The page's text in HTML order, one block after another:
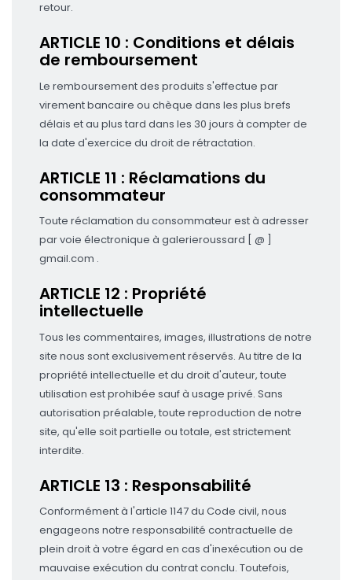
retour.
ARTICLE 10 : Conditions et délais
de remboursement
Le remboursement des produits s'effectue par
virement bancaire ou chèque dans les plus brefs
délais et au plus tard dans les 30 jours à compter de
la date d'exercice du droit de rétractation.
ARTICLE 11 : Réclamations du
consommateur
Toute réclamation du consommateur est à adresser
par voie électronique à galerieroussard [ @ ]
gmail.com .
ARTICLE 12 : Propriété
intellectuelle
Tous les commentaires, images, illustrations de notre
site nous sont exclusivement réservés. Au titre de la
propriété intellectuelle et du droit d'auteur, toute
utilisation est prohibée sauf à usage privé. Sans
autorisation préalable, toute reproduction de notre
site, qu'elle soit partielle ou totale, est strictement
interdite.
ARTICLE 13 : Responsabilité
Conformément à l'article 1147 du Code civil, nous
engageons notre responsabilité contractuelle de
plein droit à votre égard en cas d'inexécution ou de
mauvaise exécution du contrat conclu. Toutefois,